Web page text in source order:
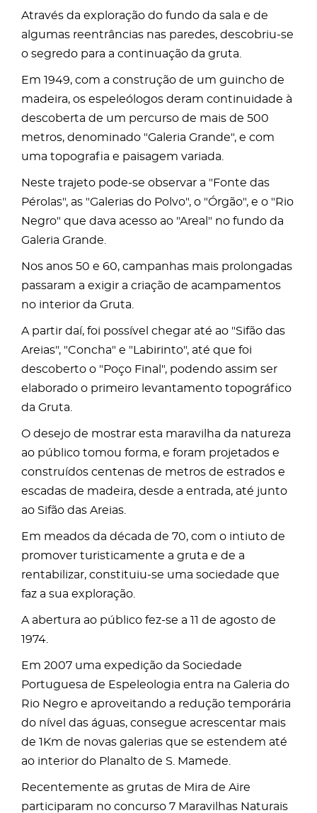
Através da exploração do fundo da sala e de
algumas reentrâncias nas paredes, descobriu-se
o segredo para a continuação da gruta.
Em 1949, com a construção de um guincho de
madeira, os espeleólogos deram continuidade à
descoberta de um percurso de mais de 500
metros, denominado "Galeria Grande", e com
uma topografia e paisagem variada.
Neste trajeto pode-se observar a "Fonte das
Pérolas", as "Galerias do Polvo", o "Órgão", e o "Rio
Negro" que dava acesso ao "Areal" no fundo da
Galeria Grande.
Nos anos 50 e 60, campanhas mais prolongadas
passaram a exigir a criação de acampamentos
no interior da Gruta.
A partir daí, foi possível chegar até ao "Sifão das
Areias", "Concha" e "Labirinto", até que foi
descoberto o "Poço Final", podendo assim ser
elaborado o primeiro levantamento topográfico
da Gruta.
O desejo de mostrar esta maravilha da natureza
ao público tomou forma, e foram projetados e
construídos centenas de metros de estrados e
escadas de madeira, desde a entrada, até junto
ao Sifão das Areias.
Em meados da década de 70, com o intiuto de
promover turisticamente a gruta e de a
rentabilizar, constituiu-se uma sociedade que
faz a sua exploração.
A abertura ao público fez-se a 11 de agosto de
1974.
Em 2007 uma expedição da Sociedade
Portuguesa de Espeleologia entra na Galeria do
Rio Negro e aproveitando a redução temporária
do nível das águas, consegue acrescentar mais
de 1Km de novas galerias que se estendem até
ao interior do Planalto de S. Mamede.
Recentemente as grutas de Mira de Aire
participaram no concurso 7 Maravilhas Naturais